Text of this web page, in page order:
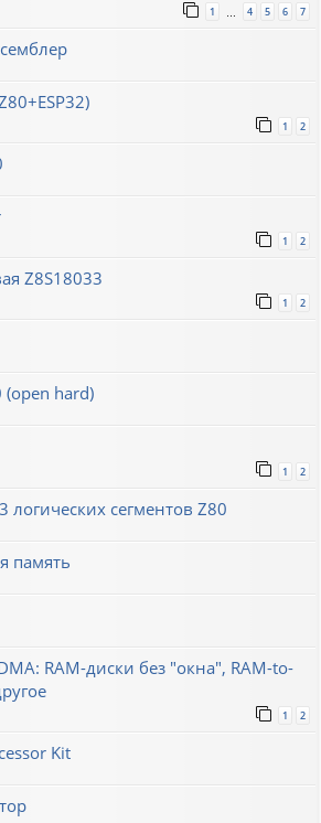
1 … 4 5 6 7
1 2
1 2
Z8S18033
1 2
(open hard)
1 2
логических сегментов Z80
память
RAM-диски без "окна", RAM-to-
1 2
Kit